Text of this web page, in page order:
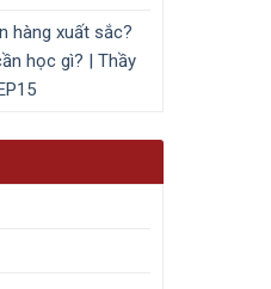
hàng xuất sắc?
học gì? | Thầy